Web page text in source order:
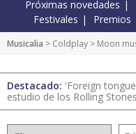
Próximas novedades
Festivales
Premios
Musicalia > Coldplay > Moon
Destacado: 'Foreign
estudio de los Rolling Stones